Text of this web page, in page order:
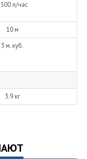
л/час
10 м
3 м. куб.
3.9 кг